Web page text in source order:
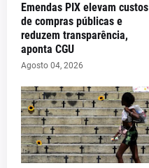
Emendas PIX elevam custos
de compras públicas e
reduzem transparência,
aponta CGU
Agosto 04, 2026